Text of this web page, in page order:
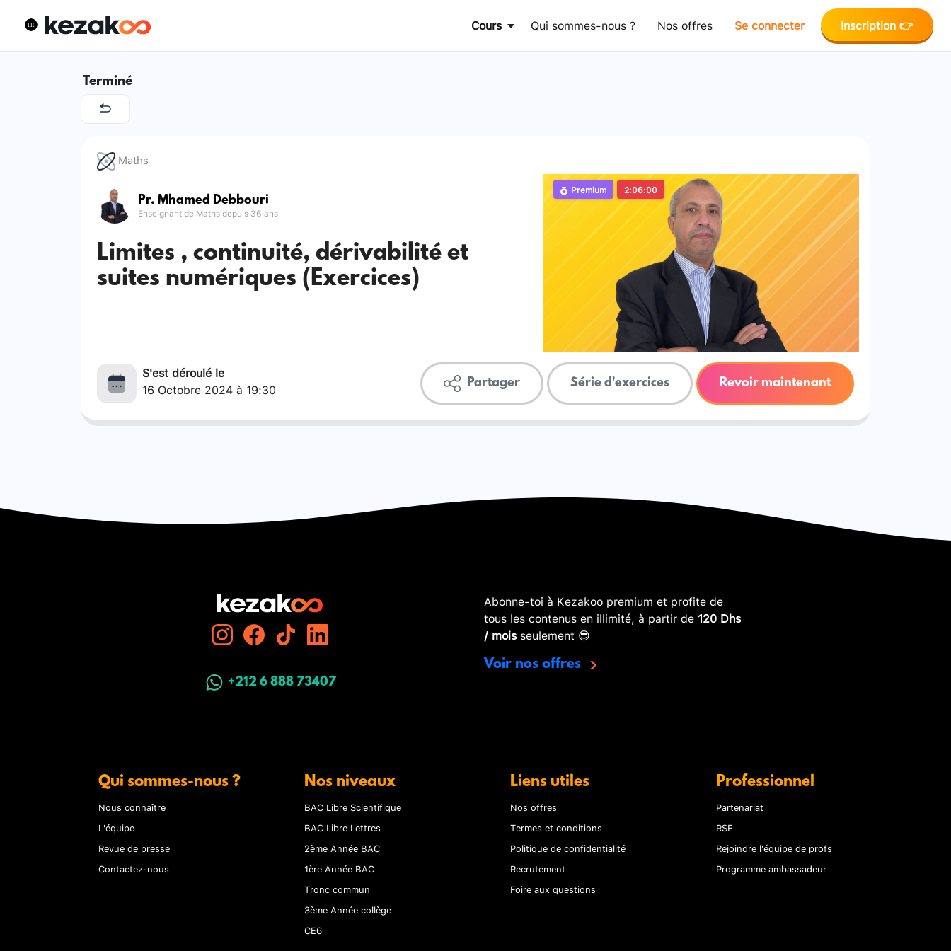
Cours Qui sommes-nous ? Nos offres Se connecter Inscription 👉
Terminé
Maths
Pr. Mhamed Debbouri
Enseignant de Maths depuis 36 ans
Limites , continuité, dérivabilité et
suites numériques (Exercices)
Premium 2:06:00
S'est déroulé le
16 Octobre 2024 à 19:30
Partager Série d'exercices Revoir maintenant
+212 6 888 73407
Abonne-toi à Kezakoo premium et profite de
tous les contenus en illimité, à partir de 120 Dhs
/ moisseulement 😎
Voir nos offres
Qui sommes-nous ?
Nous connaître
L'équipe
Revue de presse
Contactez-nous
Nos niveaux
BAC Libre Scientifique
BAC Libre Lettres
2ème Année BAC
1ère Année BAC
Tronc commun
3ème Année collège
CE6
Liens utiles
Nos offres
Termes et conditions
Politique de confidentialité
Recrutement
Foire aux questions
Professionnel
Partenariat
RSE
Rejoindre l'équipe de profs
Programme ambassadeur